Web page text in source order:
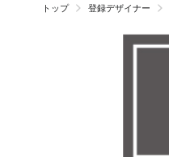
トップ 登録デザイナー